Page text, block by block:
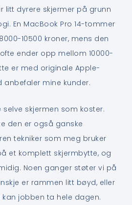
litt dyrere skjermer på grunn
En MacBook Pro 14-tommer
10500 kroner, mens den
ender opp mellom 10000-
er med originale Apple-
anbefaler mine kunder.
selve skjermen som koster.
den er også ganske
tekniker som meg bruker
et komplett skjermbytte, og
Noen ganger støter vi på
er rammen litt bøyd, eller
kan jobben ta hele dagen.